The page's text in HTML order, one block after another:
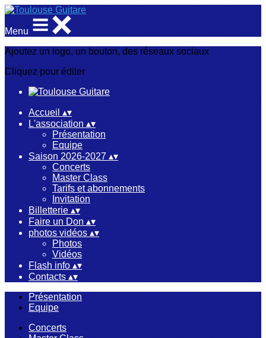
Menu
Ajoutez un logo, un bouton, des réseaux sociaux
Cliquez pour éditer
Accueil ▴▾
L'association ▴▾
Présentation
Equipe
Saison 2026-2027 ▴▾
Concerts
Master Class
Tarifs et abonnements
Invitation
Billetterie ▴▾
Faire un Don ▴▾
photos vidéos ▴▾
Photos
Vidéos
Flash info ▴▾
Contacts ▴▾
Présentation
Equipe
Concerts